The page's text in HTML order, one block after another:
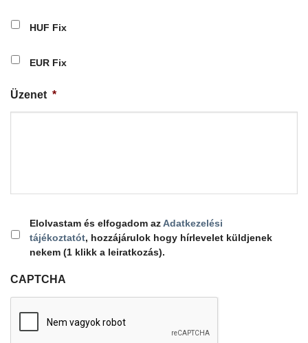
HUF Fix
EUR Fix
Üzenet *
Elolvastam és elfogadom azAdatkezelési
tájékoztatót, hozzájárulok hogy hírlevelet küldjenek
nekem (1 klikk a leiratkozás).
CAPTCHA